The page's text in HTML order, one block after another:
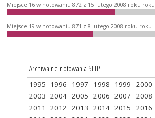
Miejsce 16 w notowaniu 872 z 15 lutego 2008 roku roku
Miejsce 19 w notowaniu 871 z 8 lutego 2008 roku roku
Archiwalne notowania SLIP
1995 1996 1997 1998 1999 2000
2003 2004 2005 2006 2007 2008
2011
2012 2013 2014 2015 2016